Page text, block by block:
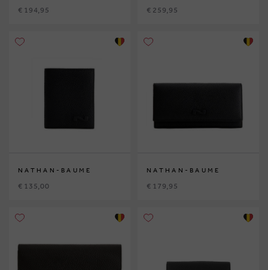
€ 194,95 € 259,95
NATHAN-BAUME
€ 135,00
NATHAN-BAUME
€ 179,95